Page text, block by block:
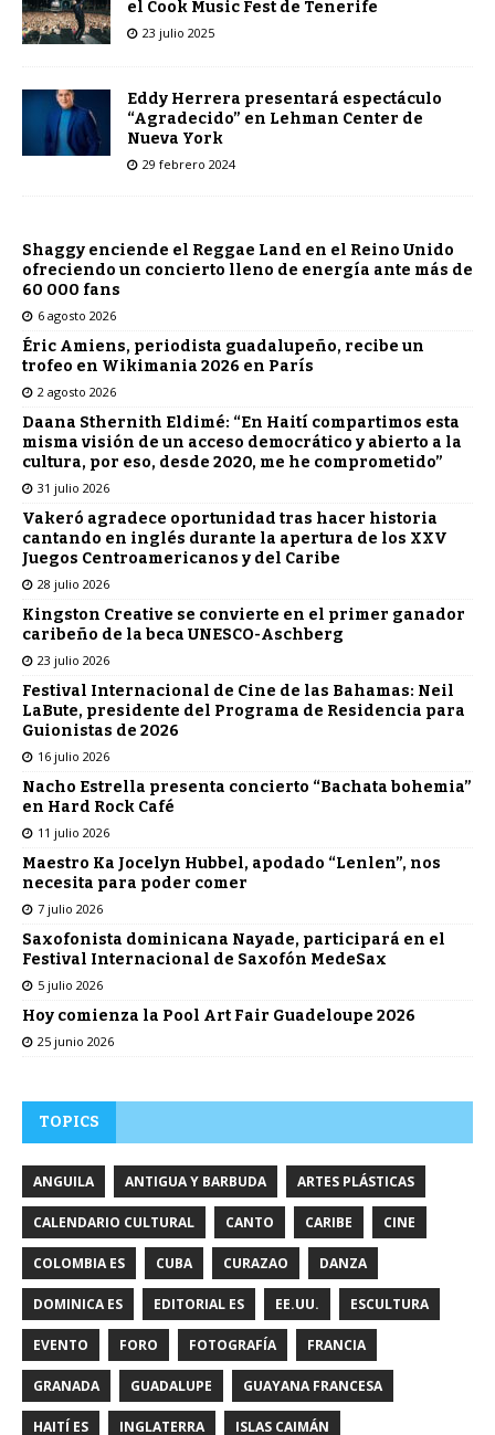
el Cook Music Fest de Tenerife
23 julio 2025
Eddy Herrera presentará espectáculo
“Agradecido” en Lehman Center de
Nueva York
29 febrero 2024
Shaggy enciende el Reggae Land en el Reino Unido
ofreciendo un concierto lleno de energía ante más de
60 000 fans
6 agosto 2026
Éric Amiens, periodista guadalupeño, recibe un
trofeo en Wikimania 2026 en París
2 agosto 2026
Daana Sthernith Eldimé: “En Haití compartimos esta
misma visión de un acceso democrático y abierto a la
cultura, por eso, desde 2020, me he comprometido”
31 julio 2026
Vakeró agradece oportunidad tras hacer historia
cantando en inglés durante la apertura de los XXV
Juegos Centroamericanos y del Caribe
28 julio 2026
Kingston Creative se convierte en el primer ganador
caribeño de la beca UNESCO-Aschberg
23 julio 2026
Festival Internacional de Cine de las Bahamas: Neil
LaBute, presidente del Programa de Residencia para
Guionistas de 2026
16 julio 2026
Nacho Estrella presenta concierto “Bachata bohemia”
en Hard Rock Café
11 julio 2026
Maestro Ka Jocelyn Hubbel, apodado “Lenlen”, nos
necesita para poder comer
7 julio 2026
Saxofonista dominicana Nayade, participará en el
Festival Internacional de Saxofón MedeSax
5 julio 2026
Hoy comienza la Pool Art Fair Guadeloupe 2026
25 junio 2026
TOPICS
ANGUILA ANTIGUA Y BARBUDA ARTES PLÁSTICAS
CALENDARIO CULTURAL CANTO CARIBE CINE
COLOMBIA ES CUBA CURAZAO DANZA
DOMINICA ES EDITORIAL ES EE.UU. ESCULTURA
EVENTO FORO FOTOGRAFÍA FRANCIA
GRANADA GUADALUPE GUAYANA FRANCESA
HAITÍ ES INGLATERRA ISLAS CAIMÁN